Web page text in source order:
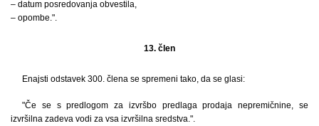
– datum posredovanja obvestila,
– opombe.".
13. člen
Enajsti odstavek 300. člena se spremeni tako, da se glasi:
"Če se s predlogom za izvršbo predlaga prodaja nepremičnine, se
izvršilna zadeva vodi za vsa izvršilna sredstva.".